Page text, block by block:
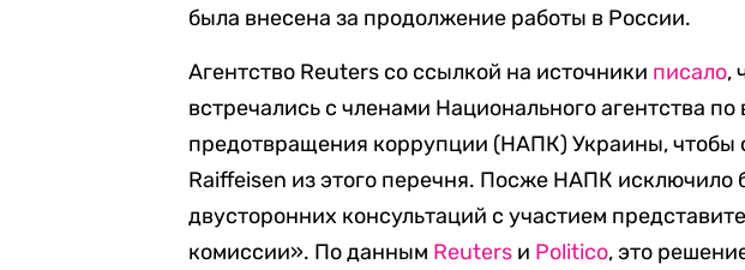
была внесена за продолжение работы в России.
Агентство Reuters со ссылкой на источники писало,
встречались с членами Национального агентства по
предотвращения коррупции (НАПК) Украины, чтобы
Raiffeisen из этого перечня. Посже НАПК исключило
двусторонних консультаций с участием
комиссии». По данным Reuters и Politico, это